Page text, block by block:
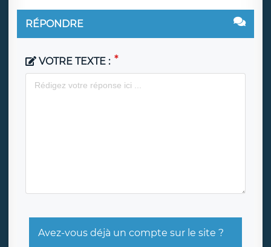
RÉPONDRE
VOTRE TEXTE :
Avez-vous déjà un compte sur le site ?